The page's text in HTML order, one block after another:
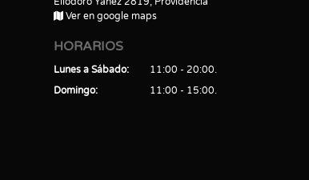
Ver en google maps
HORARIOS
Lunes a Sábado
11:00 - 20:00
Domingo
11:00 - 15:00